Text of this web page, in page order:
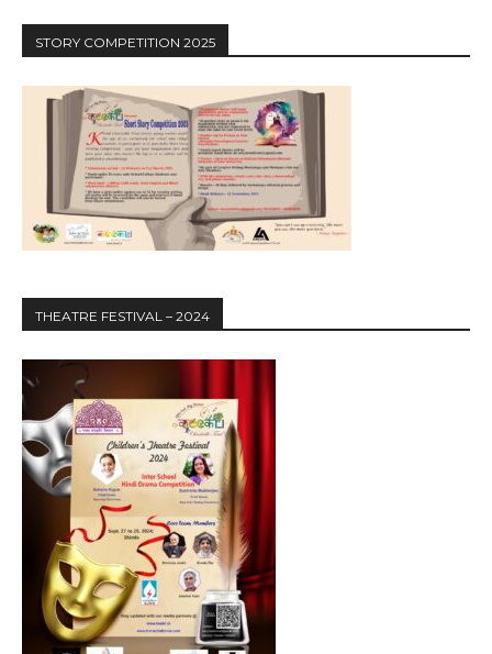
STORY COMPETITION 2025
THEATRE FESTIVAL – 2024